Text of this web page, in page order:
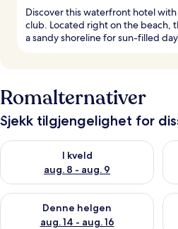
Discover this waterfront hotel
club. Located right on the beach,
a sandy shoreline for sun-filled
Romalternativer
Sjekk tilgjengelighet for
I kveld
aug. 8 - aug. 9
Sjekk tilgjengelighet for i kveld,
Denne helgen
aug. 14 - aug. 16
Sjekk tilgjengelighet for denne